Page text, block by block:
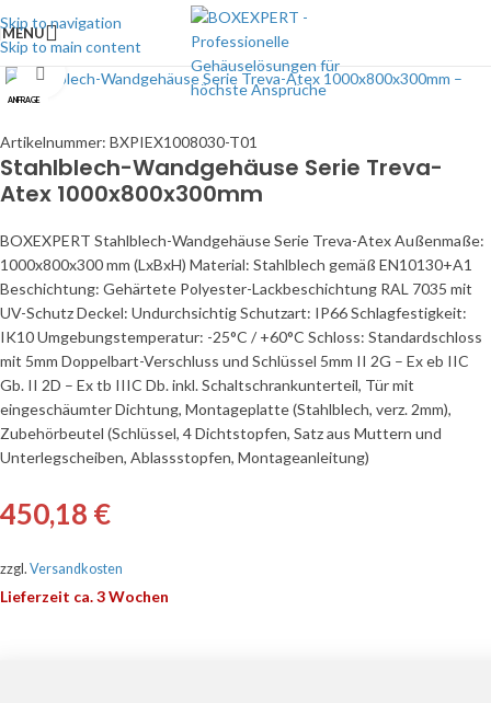
Skip to navigation
Skip to main content
MENU
ANFRAGE
Click to enlarge
Artikelnummer: BXPIEX1008030-T01
Stahlblech-Wandgehäuse Serie Treva-
Atex 1000x800x300mm
BOXEXPERT Stahlblech-Wandgehäuse Serie Treva-Atex Außenmaße:
1000x800x300 mm (LxBxH) Material: Stahlblech gemäß EN10130+A1
Beschichtung: Gehärtete Polyester-Lackbeschichtung RAL 7035 mit
UV-Schutz Deckel: Undurchsichtig Schutzart: IP66 Schlagfestigkeit:
IK10 Umgebungstemperatur: -25°C / +60°C Schloss: Standardschloss
mit 5mm Doppelbart-Verschluss und Schlüssel 5mm II 2G – Ex eb IIC
Gb. II 2D – Ex tb IIIC Db. inkl. Schaltschrankunterteil, Tür mit
eingeschäumter Dichtung, Montageplatte (Stahlblech, verz. 2mm),
Zubehörbeutel (Schlüssel, 4 Dichtstopfen, Satz aus Muttern und
Unterlegscheiben, Ablassstopfen, Montageanleitung)
450,18 €
zzgl. Versandkosten
Lieferzeit ca. 3 Wochen